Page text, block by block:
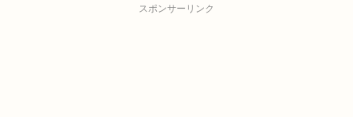
スポンサーリンク